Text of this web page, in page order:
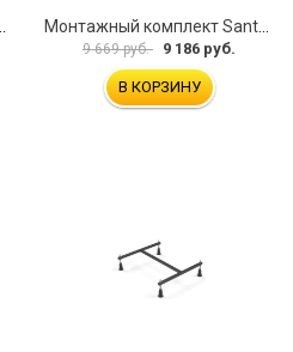
9 669 руб. 9 186 руб.
В КОРЗИНУ